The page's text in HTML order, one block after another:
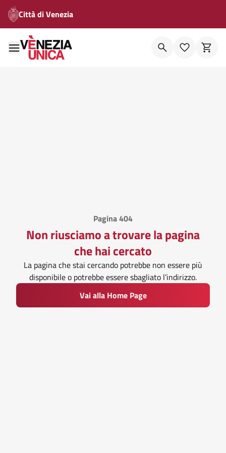
Città di Venezia
Pagina 404
Non riusciamo a trovare la pagina
che hai cercato
La pagina che stai cercando potrebbe non essere più
disponibile o potrebbe essere sbagliato l’indirizzo.
Vai alla Home Page